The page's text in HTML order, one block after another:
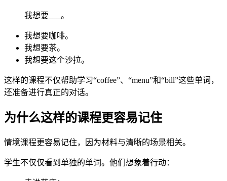
我想要___。
我想要咖啡。
我想要茶。
我想要这个沙拉。
这样的课程不仅帮助学习“coffee”、“menu”和“bill”这些单词，
还准备进行真正的对话。
为什么这样的课程更容易记住
情境课程更容易记住，因为材料与清晰的场景相关。
学生不仅仅看到单独的单词。他们想象着行动：